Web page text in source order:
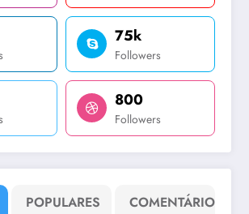
75k
Followers
800
Followers
POPULARES COMENTÁRIO